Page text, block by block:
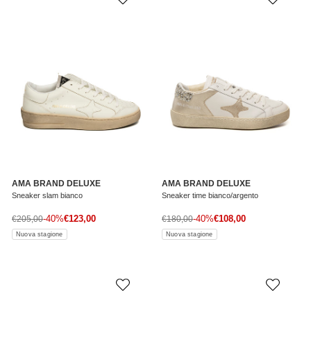
AMA BRAND DELUXE
Sneaker slam bianco
Prezzo di vendita
€123,00
Prezzo normale
€205,00-40%
Nuova stagione
AMA BRAND DELUXE
Sneaker time bianco/argento
Prezzo di vendita
€108,00
Prezzo normale
€180,00-40%
Nuova stagione